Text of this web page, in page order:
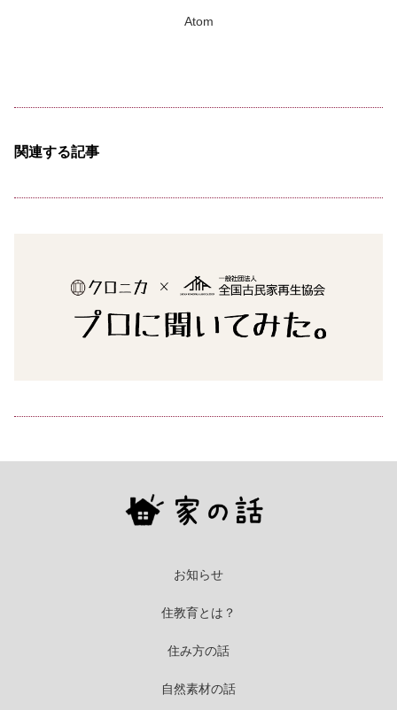
Atom
関連する記事
お知らせ
住教育とは？
住み方の話
自然素材の話